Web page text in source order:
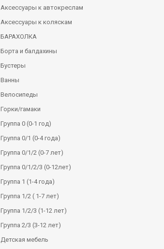
Аксессуары к автокреслам
Аксессуары к коляскам
БАРАХОЛКА
Борта и балдахины
Бустеры
Ванны
Велосипеды
Горки/гамаки
Группа 0 (0-1 год)
Группа 0/1 (0-4 года)
Группа 0/1/2 (0-7 лет)
Группа 0/1/2/3 (0-12лет)
Группа 1 (1-4 года)
Группа 1/2 ( 1-7 лет)
Группа 1/2/3 (1-12 лет)
Группа 2/3 (3-12 лет)
Детская мебель